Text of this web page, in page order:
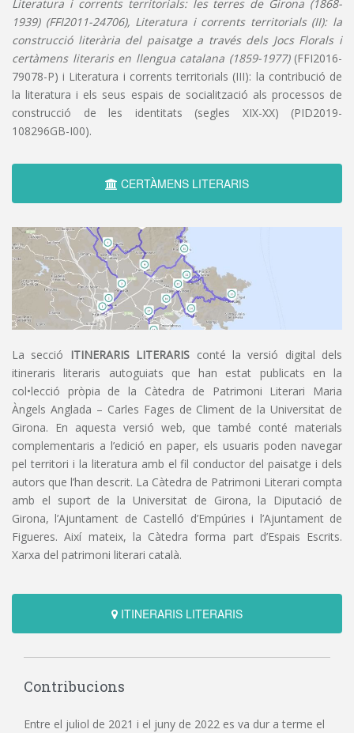
Literatura i corrents territorials: les terres de Girona (1868-
1939) (FFI2011-24706), Literatura i corrents territorials (II): la
construcció literària del paisatge a través dels Jocs Florals i
certàmens literaris en llengua catalana (1859-1977)(FFI2016-
79078-P) i Literatura i corrents territorials (III): la contribució de
la literatura i els seus espais de socialització als processos de
construcció de les identitats (segles XIX-XX) (PID2019-
108296GB-I00).
CERTÀMENS LITERARIS
La secció ITINERARIS LITERARIS conté la versió digital dels
itineraris literaris autoguiats que han estat publicats en la
col•lecció pròpia de la Càtedra de Patrimoni Literari Maria
Àngels Anglada – Carles Fages de Climent de la Universitat de
Girona. En aquesta versió web, que també conté materials
complementaris a l’edició en paper, els usuaris poden navegar
pel territori i la literatura amb el fil conductor del paisatge i dels
autors que l’han descrit. La Càtedra de Patrimoni Literari compta
amb el suport de la Universitat de Girona, la Diputació de
Girona, l’Ajuntament de Castelló d’Empúries i l’Ajuntament de
Figueres. Així mateix, la Càtedra forma part d’Espais Escrits.
Xarxa del patrimoni literari català.
ITINERARIS LITERARIS
Contribucions
Entre el juliol de 2021 i el juny de 2022 es va dur a terme el